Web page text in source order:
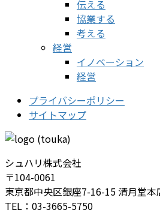
伝える
協業する
考える
経営
イノベーション
経営
プライバシーポリシー
サイトマップ
シュハリ株式会社
〒104-0061
東京都中央区銀座7-16-15 清月堂本
TEL：03-3665-5750